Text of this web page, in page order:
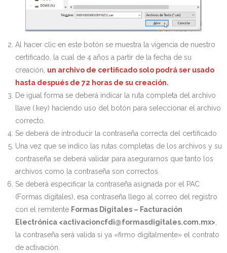
Al hacer clic en este botón se muestra la vigencia de nuestro
certificado, la cual de 4 años a partir de la fecha de su
creación, un archivo de certificado solo podrá ser usado
hasta después de 72 horas de su creación.
De igual forma se deberá indicar la ruta completa del archivo
llave (.key) haciendo uso del botón para seleccionar el archivo
correcto.
Se deberá de introducir la contraseña correcta del certificado
Una vez que se indico las rutas completas de los archivos y su
contraseña se deberá validar para asegurarnos que tanto los
archivos como la contraseña son correctos.
Se deberá especificar la contraseña asignada por el PAC
(Formas digitales), esa contraseña llego al correo del registro
con el remitente Formas Digitales – Facturación
Electrónica <activacioncfdi@formasdigitales.com.mx>,
la contraseña será valida si ya «firmo digitalmente» el contrato
de activación.